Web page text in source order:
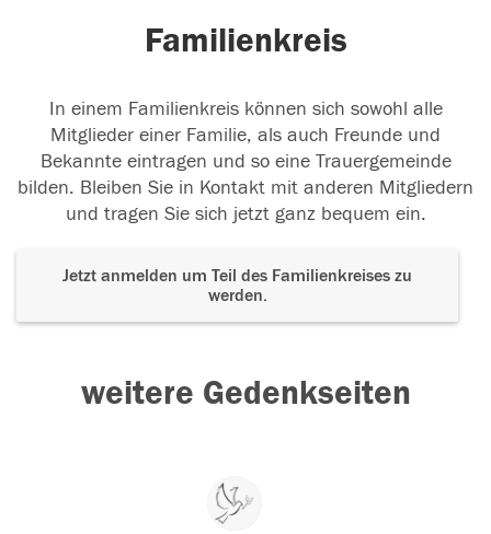
Familienkreis
In einem Familienkreis können sich sowohl alle
Mitglieder einer Familie, als auch Freunde und
Bekannte eintragen und so eine Trauergemeinde
bilden. Bleiben Sie in Kontakt mit anderen Mitgliedern
und tragen Sie sich jetzt ganz bequem ein.
Jetzt anmelden um Teil des Familienkreises zu
werden.
weitere Gedenkseiten